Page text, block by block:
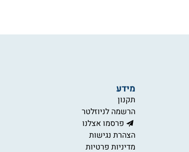
מידע
תקנון
הרשמה לניוזלטר
פרסמו אצלנו
הצהרת נגישות
מדיניות פרטיות